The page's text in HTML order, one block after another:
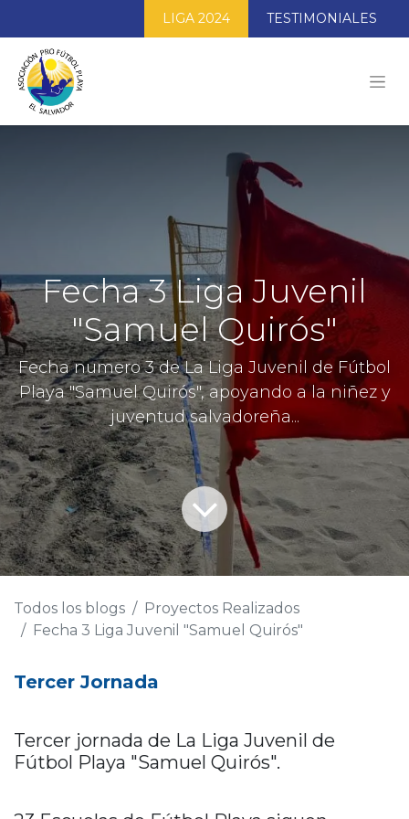
LIGA 2024 TESTIMONIALES
Fecha 3 Liga Juvenil
"Samuel Quirós"
Fecha numero 3 de La Liga Juvenil de Fútbol
Playa "Samuel Quirós", apoyando a la niñez y
juventud salvadoreña...
Todos los blogs
Proyectos Realizados
Fecha 3 Liga Juvenil "Samuel Quirós"
Tercer Jornada
Tercer jornada de La Liga Juvenil de
Fútbol Playa "Samuel Quirós".